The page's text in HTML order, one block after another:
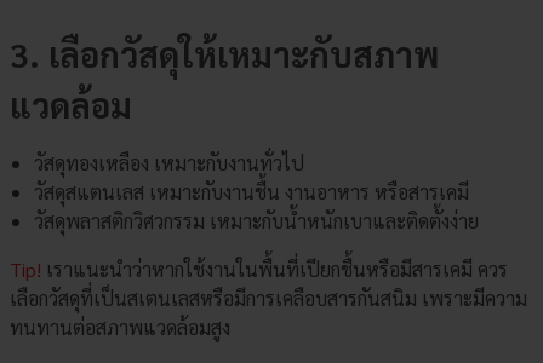
3. เลือกวัสดุให้เหมาะกับสภาพ
แวดล้อม
วัสดุทองเหลือง เหมาะกับงานทั่วไป
วัสดุสแตนเลส เหมาะกับงานชื้น งานอาหาร หรือสารเคมี
วัสดุพลาสติกวิศวกรรม เหมาะกับน้ำหนักเบาและติดตั้งง่าย
Tip! เราแนะนำว่าหากใช้งานในพื้นที่เปียกชื้นหรือมีสารเคมี ควร
เลือกวัสดุที่เป็นสเตนเลสหรือมีการเคลือบสารกันสนิม เพราะมีความ
ทนทานต่อสภาพแวดล้อมสูง